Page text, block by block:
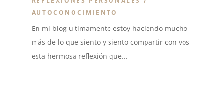
AUTOCONOCIMIENTO
En mi blog ultimamente estoy haciendo mucho
más de lo que siento y siento compartir con vos
esta hermosa reflexión que...